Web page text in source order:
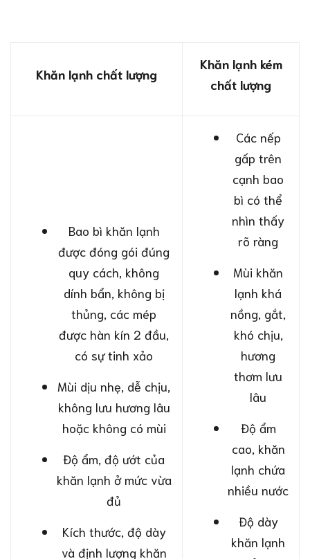
Khăn lạnh chất lượng
Khăn lạnh kém
chất lượng
Bao bì khăn lạnh
được đóng gói đúng
quy cách, không
dính bẩn, không bị
thủng, các mép
được hàn kín 2 đầu,
có sự tinh xảo
Mùi dịu nhẹ, dễ chịu,
không lưu hương lâu
hoặc không có mùi
Độ ẩm, độ ướt của
khăn lạnh ở mức vừa
đủ
Kích thước, độ dày
và định lượng khăn
Các nếp
gấp trên
cạnh bao
bì có thể
nhìn thấy
rõ ràng
Mùi khăn
lạnh khá
nồng, gắt,
khó chịu,
hương
thơm lưu
lâu
Độ ẩm
cao, khăn
lạnh chứa
nhiều nước
Độ dày
khăn lạnh